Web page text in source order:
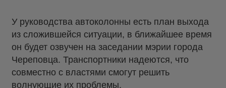
У руководства автоколонны есть план выхода
из сложившейся ситуации, в ближайшее время
он будет озвучен на заседании мэрии города
Череповца. Транспортники надеются, что
совместно с властями смогут решить
волнующие их проблемы.